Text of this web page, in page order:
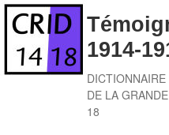
Skip
content
1914-
DE LA
18